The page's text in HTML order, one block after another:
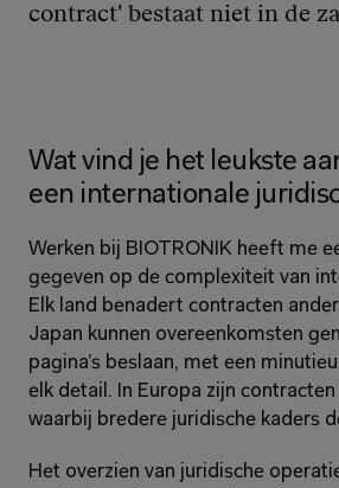
contract' bestaat niet in de
Wat vind je het leukste
een internationale
Werken bij BIOTRONIK heeft me
gegeven op de complexiteit van
Elk land benadert contracten
Japan kunnen overeenkomsten
pagina’s beslaan, met een
elk detail. In Europa zijn
waarbij bredere juridische kaders
Het overzien van juridische